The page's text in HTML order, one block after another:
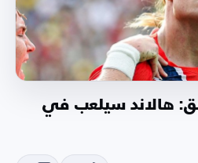
هالاند سيلعب في